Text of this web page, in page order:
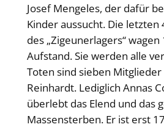
Josef Mengeles, der dafür
Kinder aussucht. Die letzten
des „Zigeunerlagers“
Aufstand. Sie werden alle
Toten sind sieben
Reinhardt. Lediglich Annas
überlebt das Elend und das
Massensterben. Er ist erst